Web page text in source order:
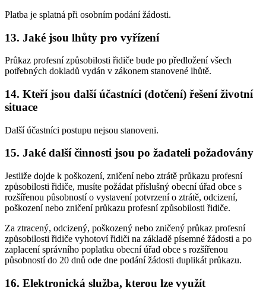
Platba je splatná při osobním podání žádosti.
13. Jaké jsou lhůty pro vyřízení
Průkaz profesní způsobilosti řidiče bude po předložení všech
potřebných dokladů vydán v zákonem stanovené lhůtě.
14. Kteří jsou další účastníci (dotčení) řešení životní
situace
Další účastníci postupu nejsou stanoveni.
15. Jaké další činnosti jsou po žadateli požadovány
Jestliže dojde k poškození, zničení nebo ztrátě průkazu profesní
způsobilosti řidiče, musíte požádat příslušný obecní úřad obce s
rozšířenou působností o vystavení potvrzení o ztrátě, odcizení,
poškození nebo zničení průkazu profesní způsobilosti řidiče.
Za ztracený, odcizený, poškozený nebo zničený průkaz profesní
způsobilosti řidiče vyhotoví řidiči na základě písemné žádosti a po
zaplacení správního poplatku obecní úřad obce s rozšířenou
působností do 20 dnů ode dne podání žádosti duplikát průkazu.
16. Elektronická služba, kterou lze využít